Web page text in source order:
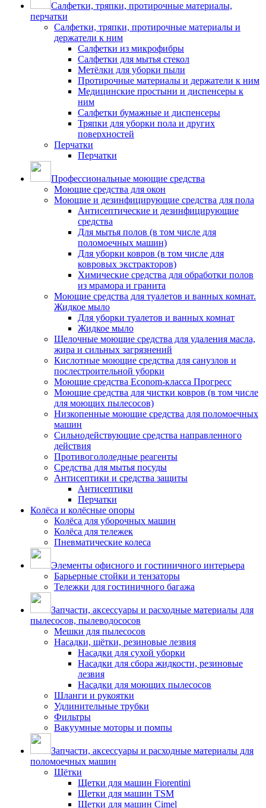
Салфетки, тряпки, протирочные материалы,
перчатки
Салфетки, тряпки, протирочные материалы и
держатели к ним
Салфетки из микрофибры
Салфетки для мытья стекол
Метёлки для уборки пыли
Протирочные материалы и держатели к ним
Медицинские простыни и диспенсеры к
ним
Салфетки бумажные и диспенсеры
Тряпки для уборки пола и других
поверхностей
Перчатки
Перчатки
Профессиональные моющие средства
Моющие средства для окон
Моющие и дезинфицирующие средства для пола
Антисептические и дезинфицирующие
средства
Для мытья полов (в том числе для
поломоечных машин)
Для уборки ковров (в том числе для
ковровых экстракторов)
Химические средства для обработки полов
из мрамора и гранита
Моющие средства для туалетов и ванных комнат.
Жидкое мыло
Для уборки туалетов и ванных комнат
Жидкое мыло
Щелочные моющие средства для удаления масла,
жира и сильных загрязнений
Кислотные моющие средства для санузлов и
послестроительной уборки
Моющие средства Econom-класса Прогресс
Моющие средства для чистки ковров (в том числе
для моющих пылесосов)
Низкопенные моющие средства для поломоечных
машин
Сильнодействующие средства направленного
действия
Противогололедные реагенты
Средства для мытья посуды
Антисептики и средства защиты
Антисептики
Перчатки
Колёса и колёсные опоры
Колёса для уборочных машин
Колёса для тележек
Пневматические колеса
Элементы офисного и гостиничного интерьера
Барьерные стойки и тензаторы
Тележки для гостиничного багажа
Запчасти, аксессуары и расходные материалы для
пылесосов, пылеводососов
Мешки для пылесосов
Насадки, щётки, резиновые лезвия
Насадки для сухой уборки
Насадки для сбора жидкости, резиновые
лезвия
Насадки для моющих пылесосов
Шланги и рукоятки
Удлинительные трубки
Фильтры
Вакуумные моторы и помпы
Запчасти, аксессуары и расходные материалы для
поломоечных машин
Щётки
Щетки для машин Fiorentini
Щетки для машин TSM
Щетки для машин Cimel